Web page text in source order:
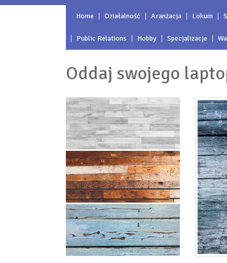
Home Działalność Aranżacja Lokum
Public Relations Hobby Specjalizacje
Oddaj swojego